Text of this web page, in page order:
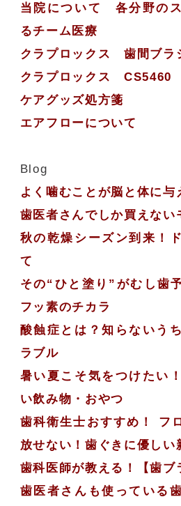
当院について 各分野の
るチーム医療
クラプロックス 歯間ブラ
クラプロックス CS5460
ケアグッズ処方箋
エアフローについて
Blog
よく噛むことが脳と体に与
歯医者さんでしか買えない
秋の乾燥シーズン到来！
て
その“ひと塗り”がむし歯
フッ素のチカラ
酸蝕症とは？知らないう
ラブル
暑い夏こそ気をつけたい
い飲み物・おやつ
歯科衛生士おすすめ！ フ
放せない！歯ぐきに優しい
歯科医師が教える！【歯ブ
歯医者さんも使っている